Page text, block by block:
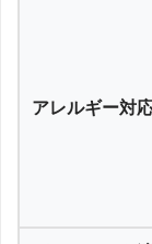
アレルギー対